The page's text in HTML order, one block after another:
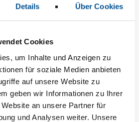
Details Über Cookies
Cookies
um Inhalte und Anzeigen zu
für soziale Medien anbieten
auf unsere Website zu
geben wir Informationen zu Ihrer
an unsere Partner für
und Analysen weiter. Unsere
Arbeit und Beruf zu fördern
Wiedereingliederung zu